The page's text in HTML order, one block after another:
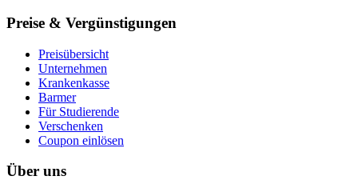
Preise & Vergünstigungen
Preisübersicht
Unternehmen
Krankenkasse
Barmer
Für Studierende
Ver­schen­ken
Coupon einlösen
Über uns